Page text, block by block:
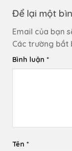
Để lại một
Email của bạn
Các trường bắt
Bình luận *
Tên *